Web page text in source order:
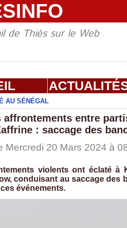
de Thiès sur le Web
AU SÉNÉGAL
affrontements entre
: saccage des
Mercredi 20 Mars 2024 à
violents ont éclaté à
conduisant au saccage des
événements.